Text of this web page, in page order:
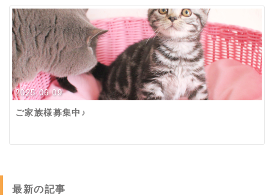
2025.06.09
ご家族様募集中♪
最新の記事